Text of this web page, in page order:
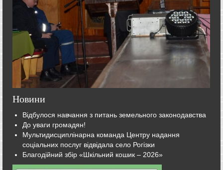
Новини
Відбулося навчання з питань земельного законодавства
До уваги громадян!
Мультидисциплінарна команда Центру надання
соціальних послуг відвідала село Рогізки
Благодійний збір «Шкільний кошик – 2026»